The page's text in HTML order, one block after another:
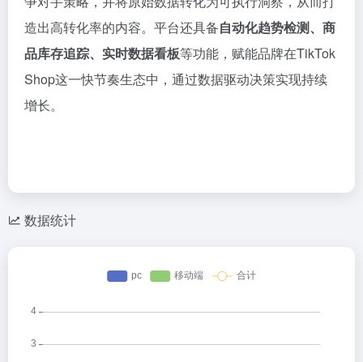
造出高转化率的内容。平台还具备自动化趋势检测、商
品库存追踪、实时数据看板等功能，赋能品牌在TikTok
Shop这一快节奏生态中，通过数据驱动决策实现持续
增长。
数据统计